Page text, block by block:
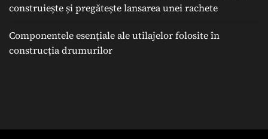
construiește și pregătește lansarea unei rachete
Componentele esențiale ale utilajelor folosite în
construcția drumurilor